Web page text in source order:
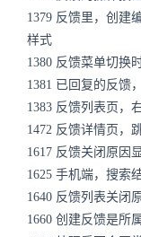
1379 反馈里，创建
样式
1380 反馈菜单切换
1381 已回复的反馈
1383 反馈列表页，
1472 反馈详情页，
1617 反馈关闭原因
1625 手机端，搜索
1640 反馈列表关闭
1660 创建反馈是所